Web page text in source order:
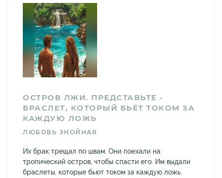
ОСТРОВ ЛЖИ. ПРЕДСТАВЬТЕ -
БРАСЛЕТ, КОТОРЫЙ БЬЁТ ТОКОМ ЗА
КАЖДУЮ ЛОЖЬ
ЛЮБОВЬ ЗНОЙНАЯ
Их брак трещал по швам. Они поехали на
тропический остров, чтобы спасти его. Им выдали
браслеты, которые бьют током за каждую ложь.